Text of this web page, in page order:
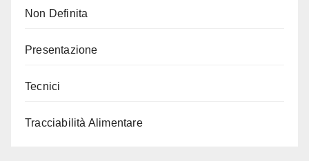
Non Definita
Presentazione
Tecnici
Tracciabilità Alimentare